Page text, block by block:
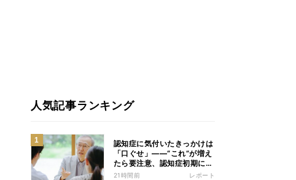
人気記事ランキング
認知症に気付いたきっかけは
「口ぐせ」――“これ”が増え
たら要注意、認知症初期に見
られる「会話の特徴」とは
21時間前 レポート